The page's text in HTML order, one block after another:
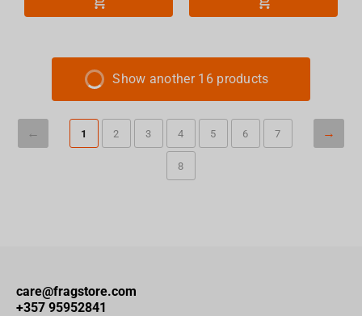
Show another 16 products
1 2 3 4 5 6 7
8
care@fragstore.com
+357 95952841